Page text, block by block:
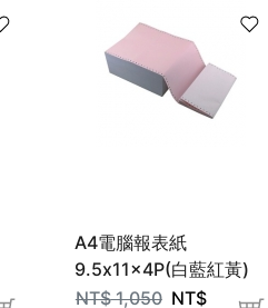
A4電腦報表紙
9.5x11x4P(白藍紅黃)
NT$1,050 NT$